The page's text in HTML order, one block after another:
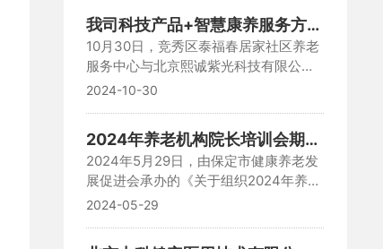
备、便捷化助行助浴产品移位机、洗浴
床、洗浴机等。在互动过程中我们的产
品受到广大客户和机构负责人的青睐，
为后续建立合作打下良好的基础。
我司科技产品+智慧康养服务方案
支持泰福春康养服务签约仪式
10月30日，竞秀区泰福春居家社区养老
服务中心与北京熙诚紫光科技有限公司
举行签约仪式，双方就深化养老服务发
提升两地养老服务综合实力，为京津冀
老年人养老提供更多选择。
2024-10-30
2024年养老机构院长培训会期间
北京中科健安（河北）技术有限
公司参会
2024年5月29日，由保定市健康养老发
展促进会承办的《关于组织2024年养老
机构院长交流培训会》在东篱颐养社区
2024-05-29